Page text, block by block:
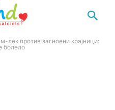
лек против загноени крајници:
болело